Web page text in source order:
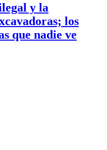
y la
los
que nadie ve